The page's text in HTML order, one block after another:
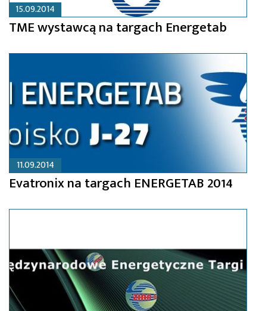
15.09.2014
TME wystawcą na targach Energetab
11.09.2014
Evatronix na targach ENERGETAB 2014